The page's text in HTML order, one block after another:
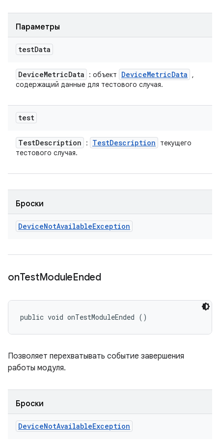
Параметры
testData
DeviceMetricData : объект DeviceMetricData
,
содержащий данные для тестового случая.
test
TestDescription : TestDescription
текущего
тестового случая.
Броски
DeviceNotAvailableException
onTestModuleEnded
public void onTestModuleEnded ()
Позволяет перехватывать событие завершения
работы модуля.
Броски
DeviceNotAvailableException